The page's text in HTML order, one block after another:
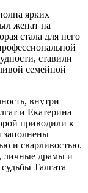
ярких
женат на
стала для него
ставили
семейной
внутри
и Екатерина
приводили к
заполнены
и сварливостью.
личные драмы и
Талгата